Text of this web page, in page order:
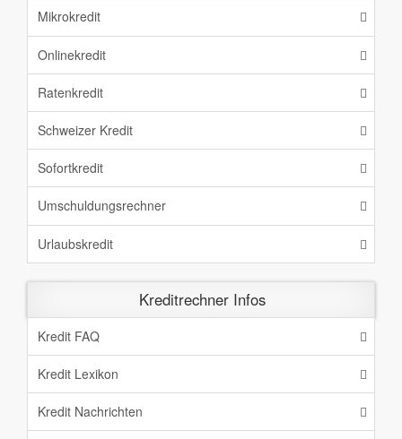
Mikrokredit
Onlinekredit
Ratenkredit
Schweizer Kredit
Sofortkredit
Umschuldungsrechner
Urlaubskredit
Kreditrechner Infos
Kredit FAQ
Kredit Lexikon
Kredit Nachrichten